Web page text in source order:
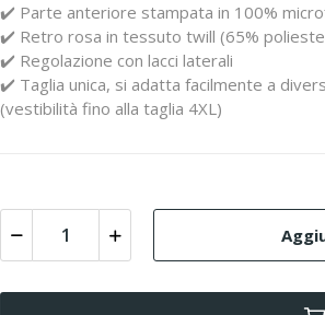
✔️ Parte anteriore stampata in 100%
✔️ Retro rosa in tessuto twill (65%
✔️ Regolazione con lacci laterali
✔️ Taglia unica, si adatta facilmente a
(vestibilità fino alla taglia 4XL)